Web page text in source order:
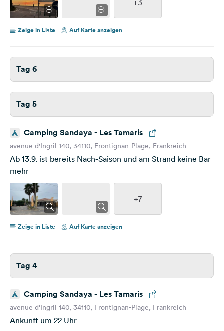
+3
Zeige in Liste Auf Karte anzeigen
Tag 6
Tag 5
Camping Sandaya - Les Tamaris
avenue d'Ingril 140, 34110, Frontignan-Plage, Frankreich
Ab 13.9. ist bereits Nach-Saison und am Strand keine Bar
mehr
+7
Zeige in Liste Auf Karte anzeigen
Tag 4
Camping Sandaya - Les Tamaris
avenue d'Ingril 140, 34110, Frontignan-Plage, Frankreich
Ankunft um 22 Uhr